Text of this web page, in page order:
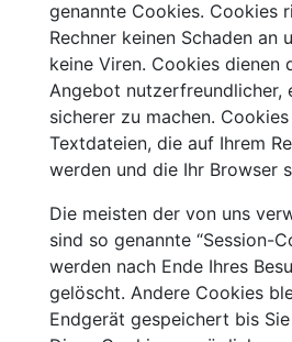
genannte Cookies. Cookies
Rechner keinen Schaden an
keine Viren. Cookies dienen
Angebot nutzerfreundlicher,
sicherer zu machen.
Textdateien, die auf Ihrem
werden und die Ihr Browser
Die meisten der von uns
sind so genannte “Session-
werden nach Ende Ihres
gelöscht. Andere Cookies
Endgerät gespeichert bis